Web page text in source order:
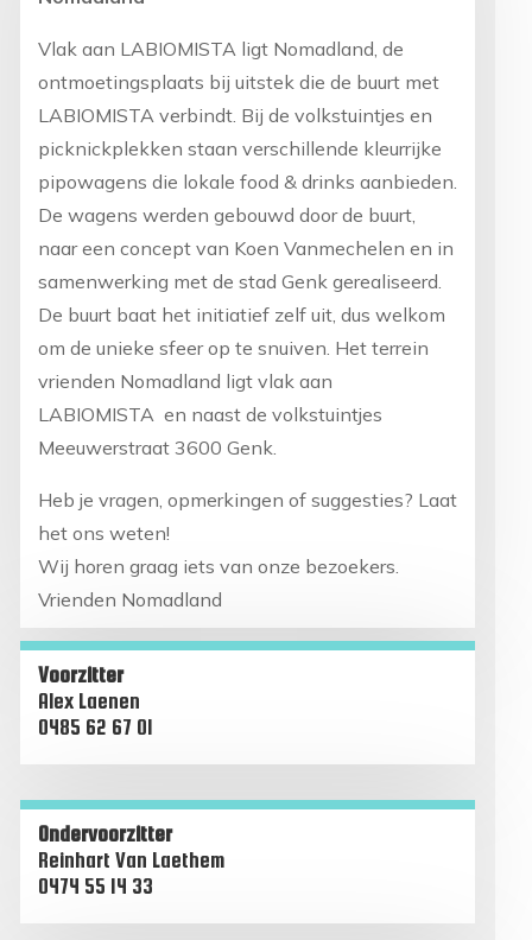
Vlak aan LABIOMISTA ligt Nomadland, de
ontmoetingsplaats bij uitstek die de buurt met
LABIOMISTA verbindt. Bij de volkstuintjes en
picknickplekken staan verschillende kleurrijke
pipowagens die lokale food & drinks aanbieden.
De wagens werden gebouwd door de buurt,
naar een concept van Koen Vanmechelen en in
samenwerking met de stad Genk gerealiseerd.
De buurt baat het initiatief zelf uit, dus welkom
om de unieke sfeer op te snuiven. Het terrein
vrienden Nomadland ligt vlak aan
LABIOMISTA en naast de volkstuintjes
Meeuwerstraat 3600 Genk.
Heb je vragen, opmerkingen of suggesties? Laat
het ons weten!
Wij horen graag iets van onze bezoekers.
Vrienden Nomadland
Voorzitter
Alex Laenen
0485 62 67 01
Ondervoorzitter
Reinhart Van Laethem
0474 55 14 33